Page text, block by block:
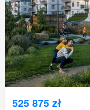
525 875 zł